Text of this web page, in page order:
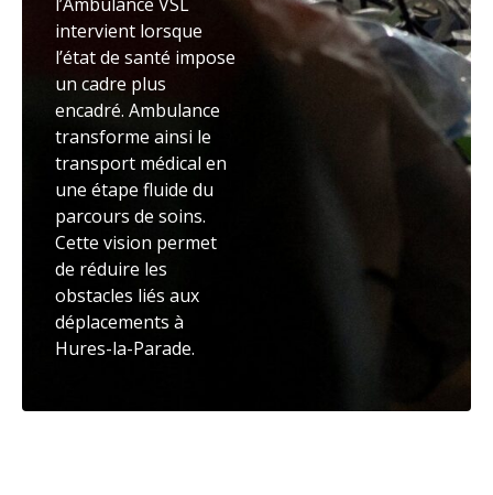
l’Ambulance VSL
intervient lorsque
l’état de santé impose
un cadre plus
encadré. Ambulance
transforme ainsi le
transport médical en
une étape fluide du
parcours de soins.
Cette vision permet
de réduire les
obstacles liés aux
déplacements à
Hures-la-Parade.